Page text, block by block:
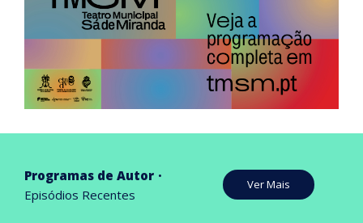
Programas de Autor
Episódios Recentes
Ver Mais